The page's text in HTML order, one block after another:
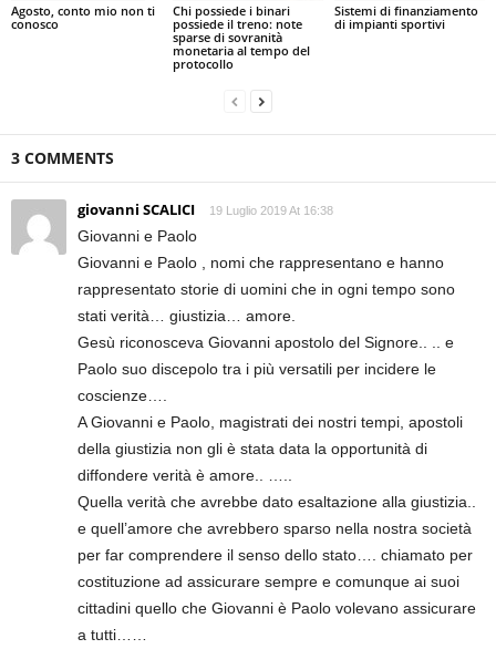
Agosto, conto mio non ti
conosco
Chi possiede i binari
possiede il treno: note
sparse di sovranità
monetaria al tempo del
protocollo
Sistemi di finanziamento
di impianti sportivi
3 COMMENTS
giovanni SCALICI 19 Luglio 2019 At 16:38
Giovanni e Paolo
Giovanni e Paolo , nomi che rappresentano e hanno
rappresentato storie di uomini che in ogni tempo sono
stati verità… giustizia… amore.
Gesù riconosceva Giovanni apostolo del Signore.. .. e
Paolo suo discepolo tra i più versatili per incidere le
coscienze….
A Giovanni e Paolo, magistrati dei nostri tempi, apostoli
della giustizia non gli è stata data la opportunità di
diffondere verità è amore.. …..
Quella verità che avrebbe dato esaltazione alla giustizia..
e quell’amore che avrebbero sparso nella nostra società
per far comprendere il senso dello stato…. chiamato per
costituzione ad assicurare sempre e comunque ai suoi
cittadini quello che Giovanni è Paolo volevano assicurare
a tutti……